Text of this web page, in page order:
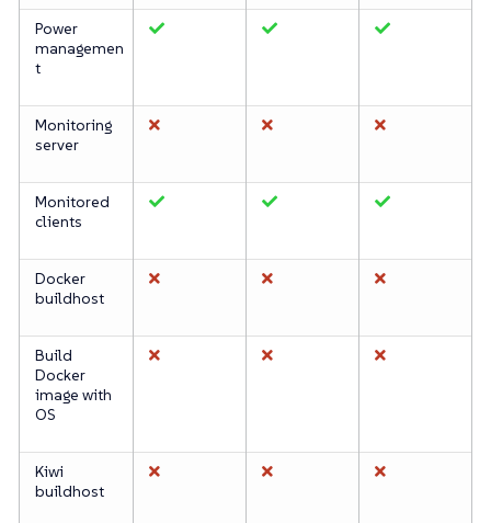
Power
managemen
t
Monitoring
server
Monitored
clients
Docker
buildhost
Build
Docker
image with
OS
Kiwi
buildhost